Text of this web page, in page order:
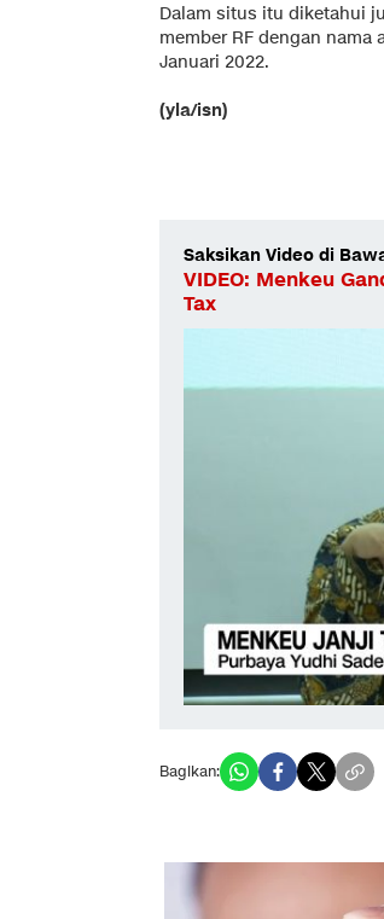
Dalam situs itu diketahui
member RF dengan
Januari 2022.
(yla/isn)
Saksikan Video di
VIDEO: Menkeu
Tax
Bagikan: